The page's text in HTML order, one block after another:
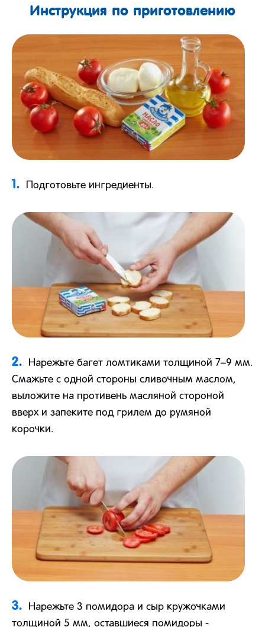
Инструкция по приготовлению
1. Подготовьте ингредиенты.
2.
Нарежьте багет ломтиками толщиной 7–9 мм.
Смажьте с одной стороны сливочным маслом,
выложите на противень масляной стороной
вверх и запеките под грилем до румяной
корочки.
3.
Нарежьте 3 помидора и сыр кружочками
толщиной 5 мм, оставшиеся помидоры -